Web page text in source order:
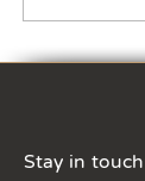
Stay in